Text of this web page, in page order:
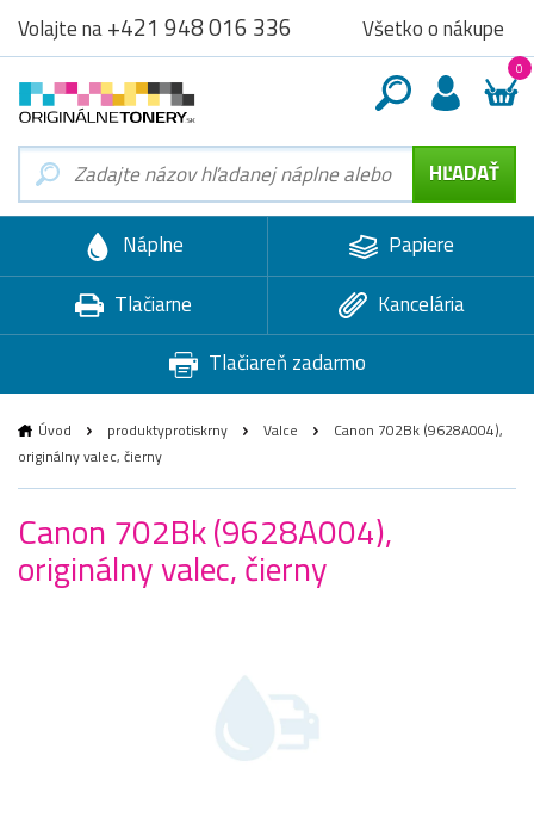
Volajte na+421 948 016 336 Všetko o nákupe
0
Náplne
Papiere
Tlačiarne
Kancelária
Tlačiareň zadarmo
Úvod produktyprotiskrny Valce
Canon 702Bk (9628A004),
originálny valec, čierny
Canon 702Bk (9628A004),
originálny valec, čierny